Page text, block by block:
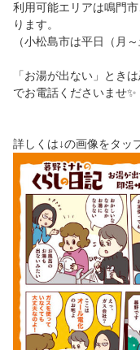
利用可能エリアは鳴門
ります。
（小松島市は平日（月
「お湯が出ない」とき
でお電話くださいませ✨
詳しくは↓の画像をタッ